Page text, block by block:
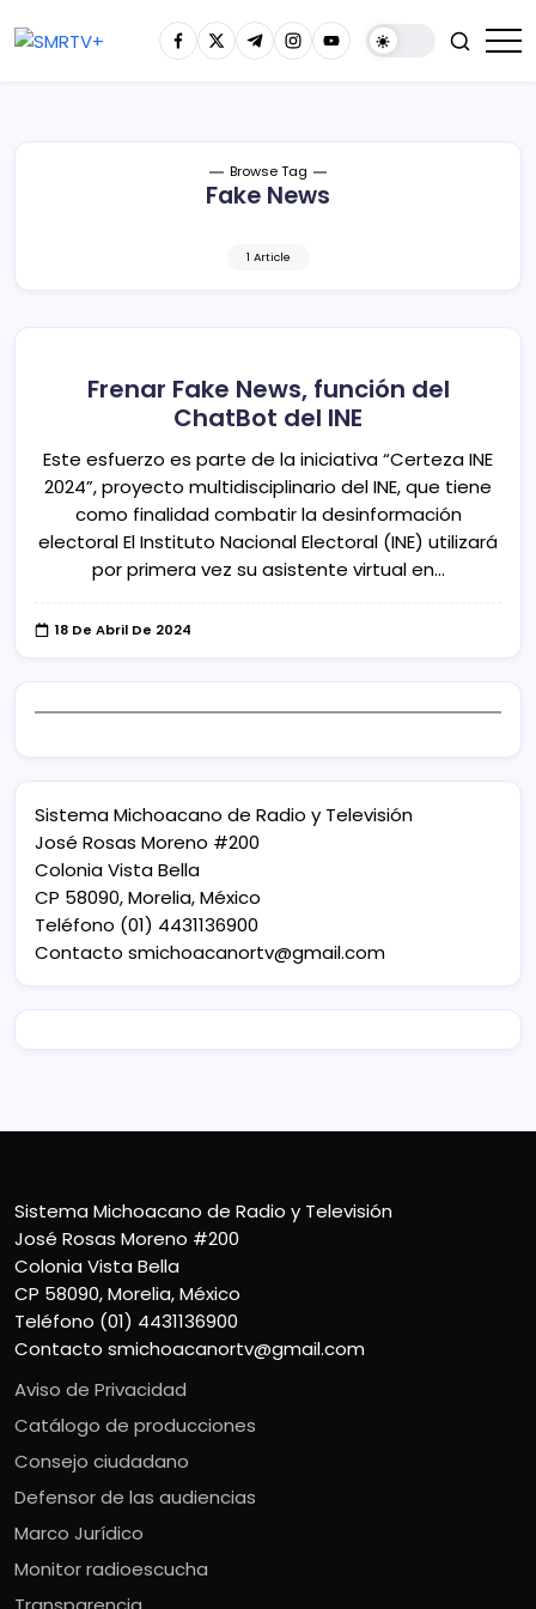
Browse Tag
Fake News
1 Article
Frenar Fake News, función del
ChatBot del INE
Este esfuerzo es parte de la iniciativa “Certeza INE
2024”, proyecto multidisciplinario del INE, que tiene
como finalidad combatir la desinformación
electoral El Instituto Nacional Electoral (INE) utilizará
por primera vez su asistente virtual en…
18 De Abril De 2024
Sistema Michoacano de Radio y Televisión
José Rosas Moreno #200
Colonia Vista Bella
CP 58090, Morelia, México
Teléfono (01) 4431136900
Contacto smichoacanortv@gmail.com
Sistema Michoacano de Radio y Televisión
José Rosas Moreno #200
Colonia Vista Bella
CP 58090, Morelia, México
Teléfono (01) 4431136900
Contacto smichoacanortv@gmail.com
Aviso de Privacidad
Catálogo de producciones
Consejo ciudadano
Defensor de las audiencias
Marco Jurídico
Monitor radioescucha